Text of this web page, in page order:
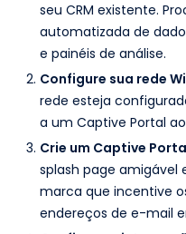
seu CRM existente.
automatizada de
e painéis de análise.
Configure sua rede
rede esteja
a um Captive Portal
Crie um Captive
splash page amigável
marca que incentive
endereços de e-mail